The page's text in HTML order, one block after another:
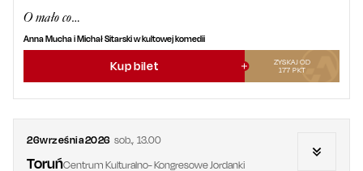
O mało co…
Anna Mucha i Michał Sitarski w kultowej komedii
Kup bilet
ZYSKAJ OD
177 PKT
26września2026 sob., 13.00
ToruńCentrum Kulturalno- Kongresowe Jordanki